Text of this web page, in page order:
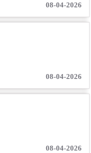
08-04-2026
08-04-2026
08-04-2026